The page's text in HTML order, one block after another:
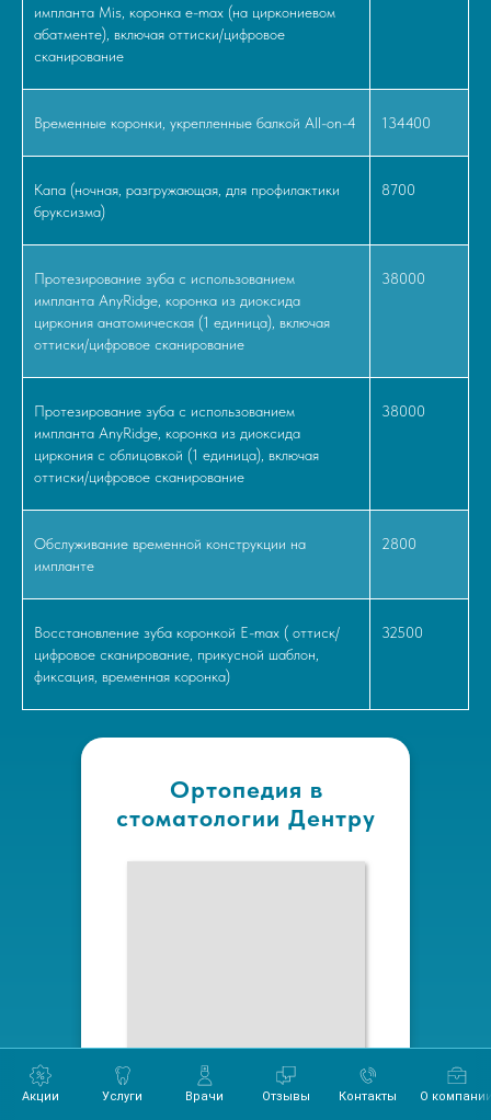
Акции Услуги Врачи Отзывы Контакты О компании
импланта Mis, коронка e-max (на циркониевом
абатменте), включая оттиски/цифровое
сканирование
Временные коронки, укрепленные балкой All-on-4 134400
Капа (ночная, разгружающая, для профилактики
бруксизма)
8700
Протезирование зуба с использованием
импланта AnyRidge, коронка из диоксида
циркония анатомическая (1 единица), включая
оттиски/цифровое сканирование
38000
Протезирование зуба с использованием
импланта AnyRidge, коронка из диоксида
циркония с облицовкой (1 единица), включая
оттиски/цифровое сканирование
38000
Обслуживание временной конструкции на
импланте
2800
Восстановление зуба коронкой E-max ( оттиск/
цифровое сканирование, прикусной шаблон,
фиксация, временная коронка)
32500
Ортопедия в
стоматологии Дентру
Акции Услуги Врачи Отзывы Контакты О